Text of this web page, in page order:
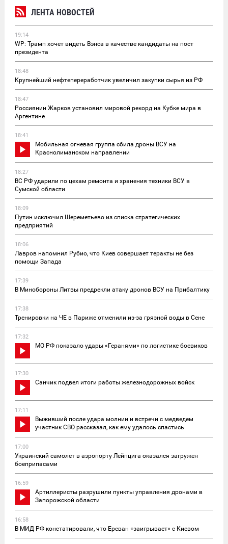
ЛЕНТА НОВОСТЕЙ
19:14
WP: Трамп хочет видеть Вэнса в качестве кандидаты на пост
президента
18:48
Крупнейший нефтепереработчик увеличил закупки сырья из РФ
18:47
Россиянин Жарков установил мировой рекорд на Кубке мира в
Аргентине
18:41
Мобильная огневая группа сбила дроны ВСУ на
Краснолиманском направлении
18:27
ВС РФ ударили по цехам ремонта и хранения техники ВСУ в
Сумской области
18:09
Путин исключил Шереметьево из списка стратегических
предприятий
18:06
Лавров напомнил Рубио, что Киев совершает теракты не без
помощи Запада
17:39
В Минобороны Литвы предрекли атаку дронов ВСУ на Прибалтику
17:38
Тренировки на ЧЕ в Париже отменили из-за грязной воды в Сене
17:32
МО РФ показало удары «Геранями» по логистике боевиков
17:30
Санчик подвел итоги работы железнодорожных войск
17:11
Выживший после удара молнии и встречи с медведем
участник СВО рассказал, как ему удалось спастись
17:00
Украинский самолет в аэропорту Лейпцига оказался загружен
боеприпасами
16:59
Артиллеристы разрушили пункты управления дронами в
Запорожской области
16:58
В МИД РФ констатировали, что Ереван «заигрывает» с Киевом